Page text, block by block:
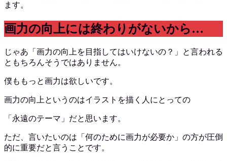
ます。
画力の向上には終わりがないから…
じゃあ「画力の向上を目指してはいけないの？」と言われる
ともちろんそうではありません。
僕ももっと画力は欲しいです。
画力の向上というのはイラストを描く人にとっての
「永遠のテーマ」だと思います。
ただ、言いたいのは「何のために画力が必要か」の方が圧倒
的に重要だと言うことです。